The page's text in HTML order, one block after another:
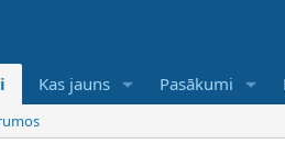
Kas jauns Pasākumi